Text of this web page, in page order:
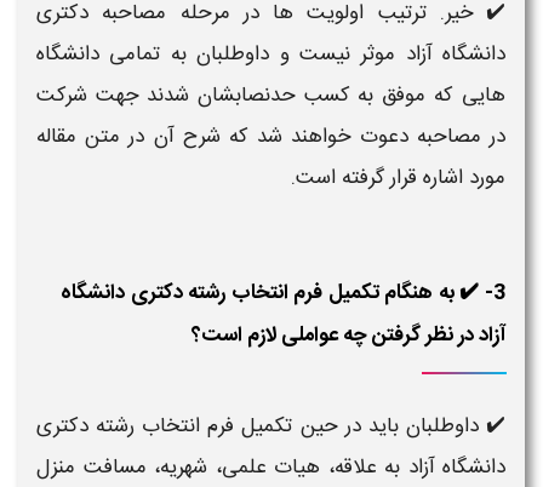
✔️ خیر. ترتیب اولویت ها در مرحله مصاحبه دکتری
دانشگاه آزاد موثر نیست و داوطلبان به تمامی دانشگاه
هایی که موفق به کسب حدنصابشان شدند جهت شرکت
در مصاحبه دعوت خواهند شد که شرح آن در متن مقاله
مورد اشاره قرار گرفته است.
3- ✔️ به هنگام تکمیل فرم انتخاب رشته دکتری دانشگاه
آزاد در نظر گرفتن چه عواملی لازم است؟
✔️ داوطلبان باید در حین تکمیل فرم انتخاب رشته دکتری
دانشگاه آزاد به علاقه، هیات علمی، شهریه، مسافت منزل